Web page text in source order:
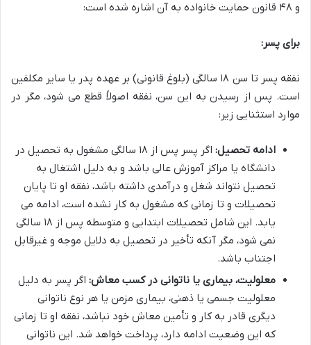
و ۴۸ قانون حمایت خانواده به آن اشاره شده است:
برای پسر:
نفقه پسر تا سن ۱۸ سالگی (بلوغ قانونی) بر عهده پدر یا سایر مکلفین
است. پس از رسیدن به این سن، نفقه اصولاً قطع می شود، مگر در
موارد استثنایی زیر:
ادامه تحصیل:
اگر پسر پس از ۱۸ سالگی مشغول به تحصیل در
دانشگاه یا مراکز آموزش عالی باشد و به دلیل اشتغال به
تحصیل نتواند شغل و درآمدی داشته باشد، نفقه او تا پایان
تحصیلات و تا زمانی که مشغول به کار نشده است، ادامه می
یابد. این شامل تحصیلات ابتدایی و متوسطه پس از ۱۸ سالگی
نمی شود، مگر آنکه تأخیر در تحصیل به دلایل موجه و غیرقابل
اجتناب باشد.
معلولیت، بیماری یا ناتوانی در کسب معاش: اگر پسر به دلیل
معلولیت جسمی یا ذهنی، بیماری مزمن یا هر نوع ناتوانی
دیگری قادر به کار و تأمین معاش خود نباشد، نفقه او تا زمانی
که این وضعیت ادامه دارد، پرداخت خواهد شد. این ناتوانی